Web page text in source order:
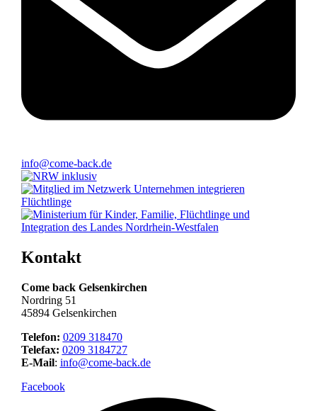
info@come-back.de
Kontakt
Come back Gelsenkirchen
Nordring 51
45894 Gelsenkirchen
Telefon: 0209 318470
Telefax: 0209 3184727
E-Mail: info@come-back.de
Facebook